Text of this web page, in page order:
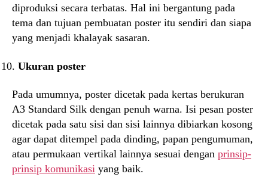
diproduksi secara terbatas. Hal ini bergantung pada
tema dan tujuan pembuatan poster itu sendiri dan siapa
yang menjadi khalayak sasaran.
Ukuran poster
Pada umumnya, poster dicetak pada kertas berukuran
A3 Standard Silk dengan penuh warna. Isi pesan poster
dicetak pada satu sisi dan sisi lainnya dibiarkan kosong
agar dapat ditempel pada dinding, papan pengumuman,
atau permukaan vertikal lainnya sesuai dengan prinsip-
prinsip komunikasi yang baik.